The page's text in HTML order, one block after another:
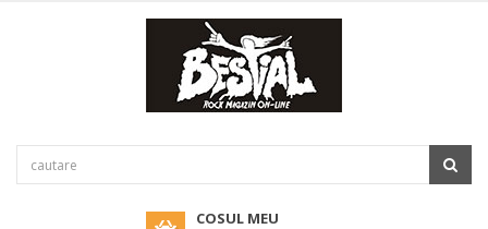
COSUL MEU